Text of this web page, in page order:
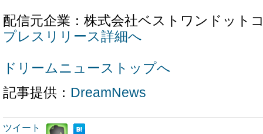
配信元企業：株式会社ベストワンドット
プレスリリース詳細へ
ドリームニューストップへ
記事提供： DreamNews
ツイート